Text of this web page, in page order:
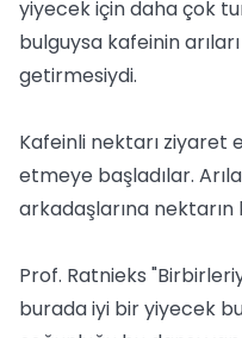
yiyecek için daha çok
bulguysa kafeinin
getirmesiydi.
Kafeinli nektarı ziyaret
etmeye başladılar.
arkadaşlarına nektarın
Prof. Ratnieks
burada iyi bir yiyecek